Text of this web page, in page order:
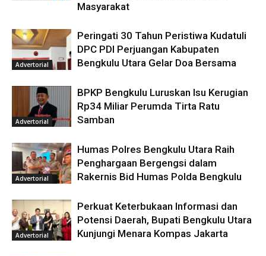
Masyarakat
Advertorial
Peringati 30 Tahun Peristiwa Kudatuli
DPC PDI Perjuangan Kabupaten
Bengkulu Utara Gelar Doa Bersama
Advertorial
BPKP Bengkulu Luruskan Isu Kerugian
Rp34 Miliar Perumda Tirta Ratu
Samban
Advertorial
Humas Polres Bengkulu Utara Raih
Penghargaan Bergengsi dalam
Rakernis Bid Humas Polda Bengkulu
Advertorial
Perkuat Keterbukaan Informasi dan
Potensi Daerah, Bupati Bengkulu Utara
Kunjungi Menara Kompas Jakarta